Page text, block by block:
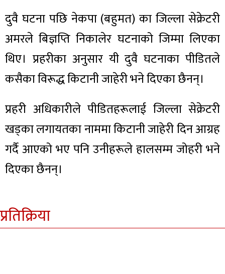
दुवै घटना पछि नेकपा (बहुमत) का जिल्ला सेक्रेटरी
अमरले बिज्ञप्ति निकालेर घटनाको जिम्मा लिएका
थिए। प्रहरीका अनुसार यी दुवै घटनाका पीडितले
कसैका विरूद्ध किटानी जाहेरी भने दिएका छैनन्।
प्रहरी अधिकारीले पीडितहरूलाई जिल्ला सेक्रेटरी
खड्का लगायतका नाममा किटानी जाहेरी दिन आग्रह
गर्दै आएको भए पनि उनीहरूले हालसम्म जोहरी भने
दिएका छैनन्।
प्रतिक्रिया